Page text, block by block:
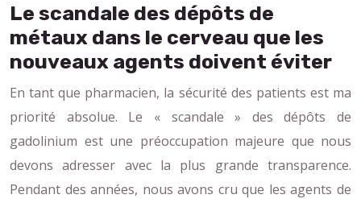
Le scandale des dépôts de
métaux dans le cerveau que les
nouveaux agents doivent éviter
En tant que pharmacien, la sécurité des patients est ma
priorité absolue. Le « scandale » des dépôts de
gadolinium est une préoccupation majeure que nous
devons adresser avec la plus grande transparence.
Pendant des années, nous avons cru que les agents de